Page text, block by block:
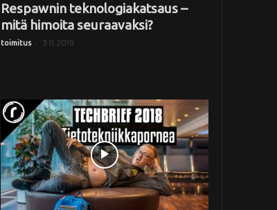
Respawnin teknologiakatsaus –
mitä himoita seuraavaksi?
toimitus - 3.11.2019